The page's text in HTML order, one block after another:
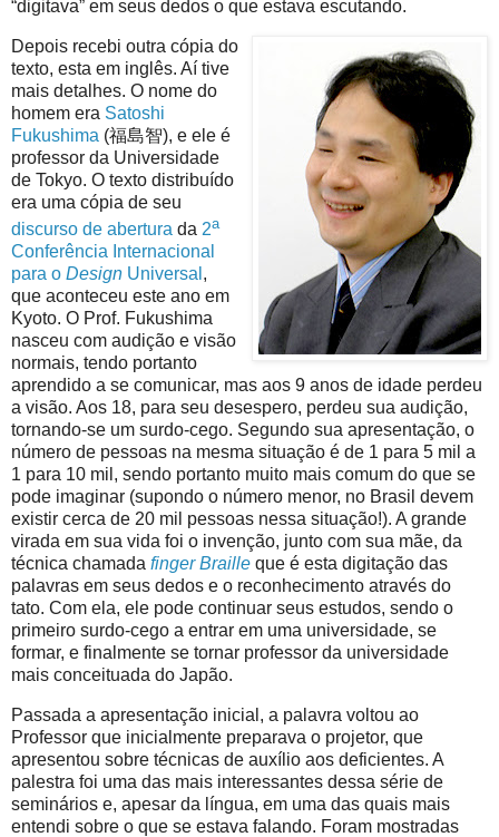
“digitava” em seus dedos o que estava escutando.
Depois recebi outra cópia do
texto, esta em inglês. Aí tive
mais detalhes. O nome do
homem era Satoshi
Fukushima (福島智), e ele é
professor da Universidade
de Tokyo. O texto distribuído
era uma cópia de seu
discurso de abertura da 2a
Conferência Internacional
para o Design Universal ,
que aconteceu este ano em
Kyoto. O Prof. Fukushima
nasceu com audição e visão
normais, tendo portanto
aprendido a se comunicar, mas aos 9 anos de idade perdeu
a visão. Aos 18, para seu desespero, perdeu sua audição,
tornando-se um surdo-cego. Segundo sua apresentação, o
número de pessoas na mesma situação é de 1 para 5 mil a
1 para 10 mil, sendo portanto muito mais comum do que se
pode imaginar (supondo o número menor, no Brasil devem
existir cerca de 20 mil pessoas nessa situação!). A grande
virada em sua vida foi o invenção, junto com sua mãe, da
técnica chamada finger Braille que é esta digitação das
palavras em seus dedos e o reconhecimento através do
tato. Com ela, ele pode continuar seus estudos, sendo o
primeiro surdo-cego a entrar em uma universidade, se
formar, e finalmente se tornar professor da universidade
mais conceituada do Japão.
Passada a apresentação inicial, a palavra voltou ao
Professor que inicialmente preparava o projetor, que
apresentou sobre técnicas de auxílio aos deficientes. A
palestra foi uma das mais interessantes dessa série de
seminários e, apesar da língua, em uma das quais mais
entendi sobre o que se estava falando. Foram mostradas